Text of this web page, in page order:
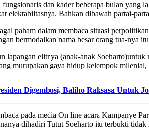
dan kader beberapa bulan
elektabiltasnya. Bahkan dibawah partai-
paham dalam membaca situasi
bermodalkan nama besar orang tua-nya
lapangan elitnya (anak-anak
murupakan gaya hidup kelompok milenial,
Digembosi, Baliho Raksasa Untuk
pada media On line acara Kampanye
dihadiri Tutut Soeharto itu terbukti